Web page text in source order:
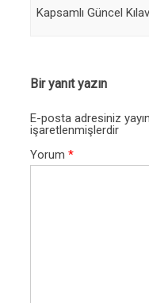
Kapsamlı Güncel
Bir yanıt yazın
E-posta adresiniz
işaretlenmişlerdir
Yorum *